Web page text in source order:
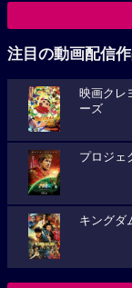
注目の動画配信
映画クレ
ーズ
プロジェ
キングダ